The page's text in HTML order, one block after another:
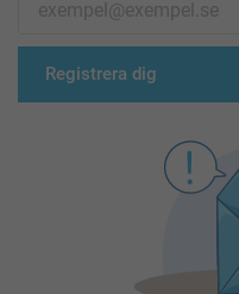
Registrera dig